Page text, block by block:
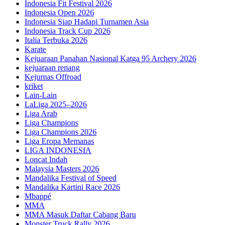
Indonesia Fit Festival 2026
Indonesia Open 2026
Indonesia Siap Hadapi Turnamen Asia
Indonesia Track Cup 2026
Italia Terbuka 2026
Karate
Kejuaraan Panahan Nasional Katga 95 Archery 2026
kejuaraan renang
Kejurnas Offroad
kriket
Lain-Lain
LaLiga 2025–2026
Liga Arab
Liga Champions
Liga Champions 2026
Liga Eropa Memanas
LIGA INDONESIA
Loncat Indah
Malaysia Masters 2026
Mandalika Festival of Speed
Mandalika Kartini Race 2026
Mbappé
MMA
MMA Masuk Daftar Cabang Baru